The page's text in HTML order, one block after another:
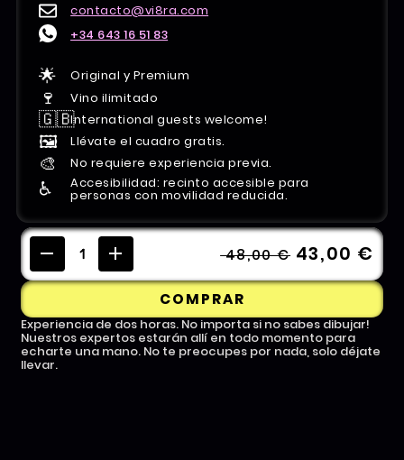
contacto@vi8ra.com
+34 643 16 51 83
🌟 Original y Premium
🍷 Vino ilimitado
🇬🇧International guests welcome!
🖼️ Llévate el cuadro gratis.
🎨 No requiere experiencia previa.
♿️ Accesibilidad: recinto accesible para
personas con movilidad reducida.
48,00 € 43,00 €
COMPRAR
Experiencia de dos horas. No importa si no sabes dibujar!
Nuestros expertos estarán allí en todo momento para
echarte una mano. No te preocupes por nada, solo déjate
llevar.